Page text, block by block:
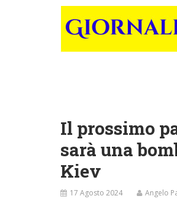
Il prossimo
sarà una
Kiev
17 Agosto 2024 Angelo